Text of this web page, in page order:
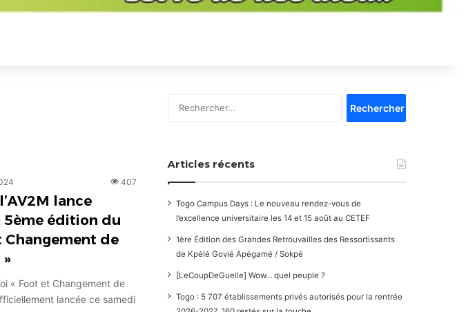
407
lance
édition du
de
« Foot et Changement de
lancée ce samedi
Articles récents
Togo Campus Days : Le nouveau rendez-vous de
l’excellence universitaire les 14 et 15 août au CETEF
1ère Édition des Grandes Retrouvailles des Ressortissants
de Kpélé Govié Apégamé / Sokpé
[LeCoupDeGuelle] Wow… quel peuple ?
Togo : 5 707 établissements privés autorisés pour la rentrée